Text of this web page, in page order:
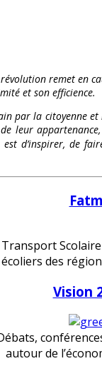
remet
et son efficience.
par la citoyenne
leur
d’inspirer, de
Transport
écoliers des
Vision
autour de